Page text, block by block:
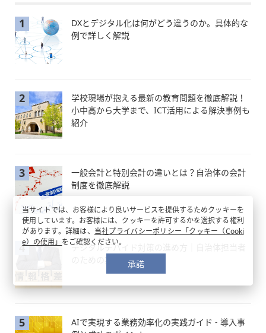
1
DXとデジタル化は何がどう違うのか。具体的な
例で詳しく解説
2
学校現場が抱える最新の教育問題を徹底解説！
小中高から大学まで、ICT活用による解決事例も
紹介
3
一般会計と特別会計の違いとは？自治体の会計
制度を徹底解説
4
デジタルデバイド対策の進め方｜自治体担当者
のための実践ガイド
5
AIで実現する業務効率化の実践ガイド - 導入事
当サイトでは、お客様により良いサービスを提供するためクッキーを
使用しています。お客様には、クッキーを許可するかを選択する権利
があります。詳細は、 当社プライバシーポリシー「クッキー（Cooki
e）の使用」 をご確認ください。
承諾